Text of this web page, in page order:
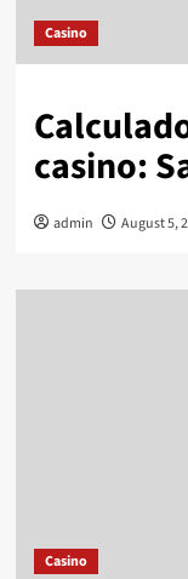
Casino
casino:
admin August 5,
Casino